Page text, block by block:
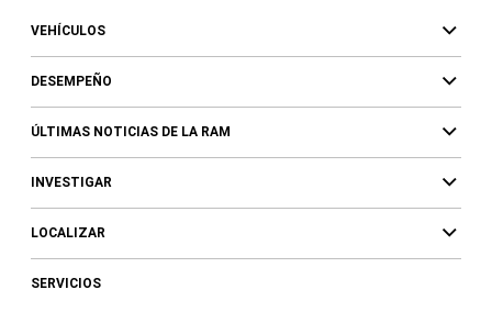
VEHÍCULOS
DESEMPEÑO
ÚLTIMAS NOTICIAS DE LA RAM
INVESTIGAR
LOCALIZAR
SERVICIOS